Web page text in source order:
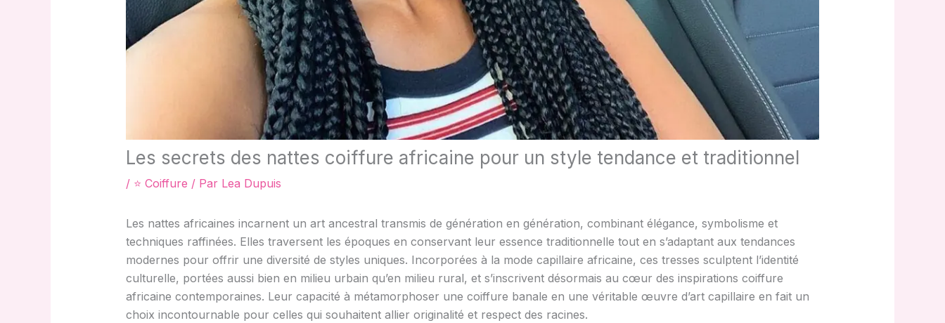
Les secrets des nattes coiffure africaine pour un style tendance et traditionnel
/ ⭐ Coiffure / Par Lea Dupuis
Les nattes africaines incarnent un art ancestral transmis de génération en génération, combinant élégance, symbolisme et
techniques raffinées. Elles traversent les époques en conservant leur essence traditionnelle tout en s’adaptant aux tendances
modernes pour offrir une diversité de styles uniques. Incorporées à la mode capillaire africaine, ces tresses sculptent l’identité
culturelle, portées aussi bien en milieu urbain qu’en milieu rural, et s’inscrivent désormais au cœur des inspirations coiffure
africaine contemporaines. Leur capacité à métamorphoser une coiffure banale en une véritable œuvre d’art capillaire en fait un
choix incontournable pour celles qui souhaitent allier originalité et respect des racines.